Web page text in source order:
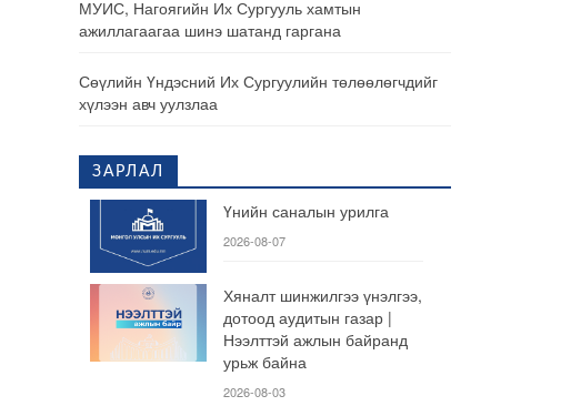
МУИС, Нагоягийн Их Сургууль хамтын
ажиллагаагаа шинэ шатанд гаргана
Сөүлийн Үндэсний Их Сургуулийн төлөөлөгчдийг
хүлээн авч уулзлаа
ЗАРЛАЛ
Үнийн саналын урилга
2026-08-07
Хяналт шинжилгээ үнэлгээ,
дотоод аудитын газар |
Нээлттэй ажлын байранд
урьж байна
2026-08-03